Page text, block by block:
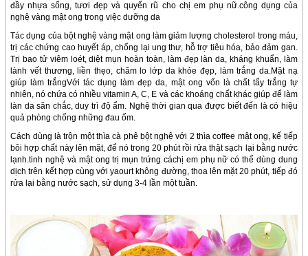
đầy nhựa sống, tươi đẹp và quyến rũ cho chị em phụ nữ.công dụng của
nghệ vàng mật ong trong việc dưỡng da
Tác dụng của bột nghệ vàng mật ong làm giảm lượng cholesterol trong máu,
trị các chứng cao huyết áp, chống lại ung thư, hỗ trợ tiêu hóa, bảo đảm gan.
Trị bao tử viêm loét, diệt mụn hoàn toàn, làm đẹp làn da, kháng khuẩn, làm
lành vết thương, liền thẹo, chăm lo lớp da khỏe đẹp, làm trắng da.Mặt nạ
giúp làm trắngVới tác dụng làm đẹp da, mật ong vốn là chất tẩy trắng tự
nhiên, nó chứa có nhiều vitamin A, C, E và các khoáng chất khác giúp để làm
làn da săn chắc, duy trì độ ẩm. Nghệ thời gian qua được biết đến là có hiệu
quả phòng chống những đau ốm.
Cách dùng là trộn một thìa cà phê bột nghệ với 2 thìa coffee mật ong, kế tiếp
bôi hợp chất này lên mặt, để nó trong 20 phút rồi rửa thật sạch lại bằng nước
lạnh.tinh nghệ và mật ong trị mụn trứng cáchị em phụ nữ có thể dùng dung
dịch trên kết hợp cùng với yaourt không đường, thoa lên mặt 20 phút, tiếp đó
rửa lại bằng nước sạch, sử dụng 3-4 lần một tuần.